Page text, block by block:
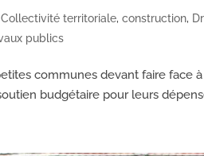
Collectivité territoriale,construction,
publics
communes devant faire face
budgétaire pour leurs